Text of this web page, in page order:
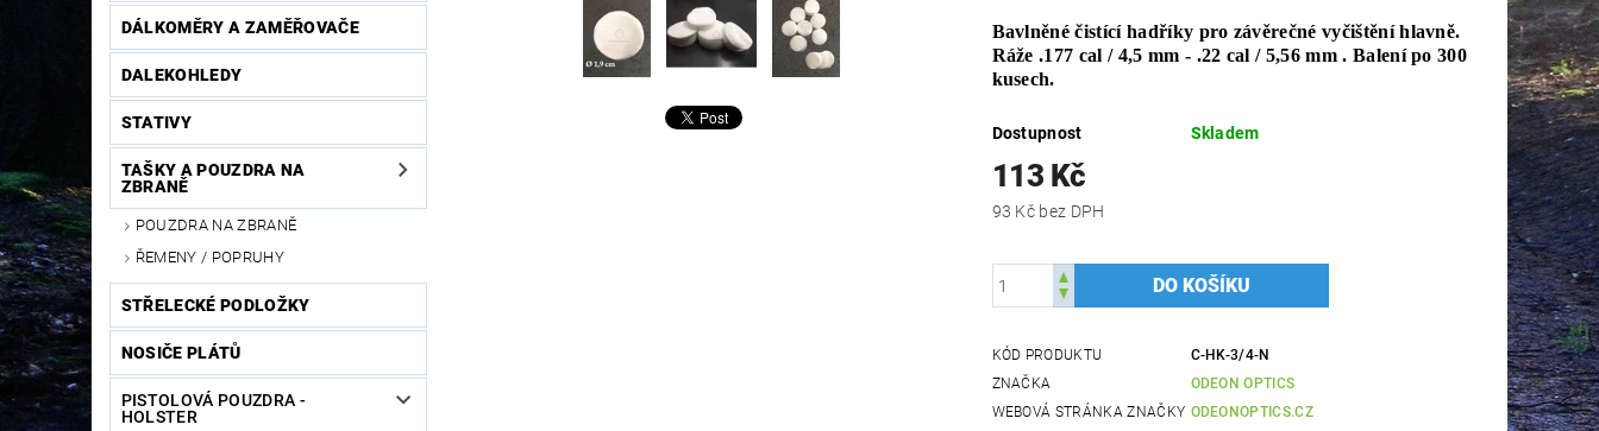
DÁLKOMĚRY A ZAMĚŘOVAČE
DALEKOHLEDY
STATIVY
TAŠKY A POUZDRA NA
ZBRANĚ
POUZDRA NA ZBRANĚ
ŘEMENY / POPRUHY
STŘELECKÉ PODLOŽKY
NOSIČE PLÁTŮ
PISTOLOVÁ POUZDRA -
HOLSTER
Bavlněné čistící hadříky pro závěrečné vyčištění hlavně.
Ráže .177 cal / 4,5 mm - .22 cal / 5,56 mm . Balení po 300
kusech.
Dostupnost Skladem
113 Kč
93 Kč bez DPH
KÓD PRODUKTU
C-HK-3/4-N
ZNAČKA
ODEON OPTICS
WEBOVÁ STRÁNKA ZNAČKY ODEONOPTICS.CZ